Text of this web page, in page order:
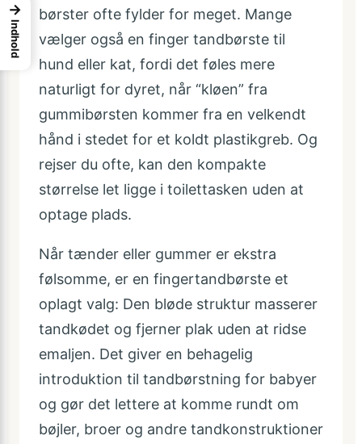
børster ofte fylder for meget. Mange
vælger også en finger tandbørste til
hund eller kat, fordi det føles mere
naturligt for dyret, når “kløen” fra
gummibørsten kommer fra en velkendt
hånd i stedet for et koldt plastikgreb. Og
rejser du ofte, kan den kompakte
størrelse let ligge i toilettasken uden at
optage plads.
Når tænder eller gummer er ekstra
følsomme, er en fingertandbørste et
oplagt valg: Den bløde struktur masserer
tandkødet og fjerner plak uden at ridse
emaljen. Det giver en behagelig
introduktion til tandbørstning for babyer
og gør det lettere at komme rundt om
bøjler, broer og andre tandkonstruktioner
→
Indhold